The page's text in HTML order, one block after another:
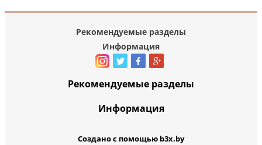
Рекомендуемые разделы
Информация
Рекомендуемые разделы
Информация
Создано с помощью b3x.by